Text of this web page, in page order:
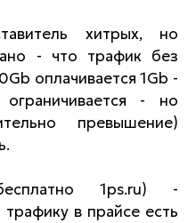
хитрых, но
- что трафик без
оплачивается 1Gb -
- но
превышение)
1ps.ru) -
в прайсе есть